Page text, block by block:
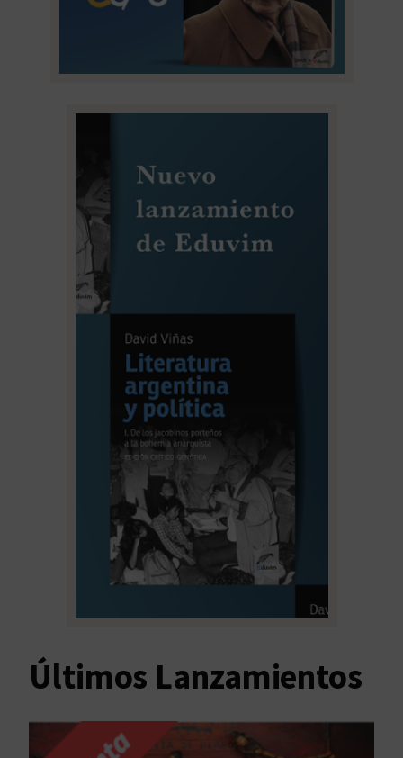
Últimos Lanzamientos